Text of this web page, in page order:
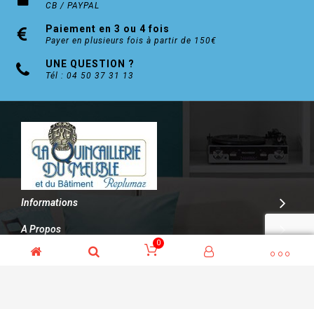
CB / PAYPAL
Paiement en 3 ou 4 fois
Payer en plusieurs fois à partir de 150€
UNE QUESTION ?
Tél : 04 50 37 31 13
Informations
A Propos
Contact
0